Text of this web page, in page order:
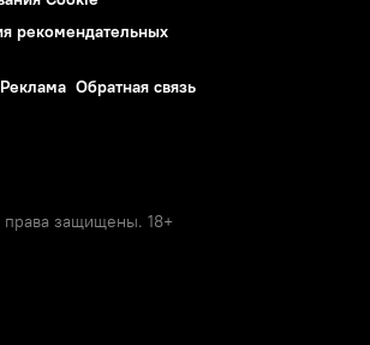
рекомендательных
Реклама Обратная связь
защищены. 18+